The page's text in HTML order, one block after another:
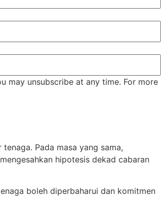
may unsubscribe at any time. For more
Pada masa yang sama,
hipotesis dekad cabaran
boleh diperbaharui dan komitmen